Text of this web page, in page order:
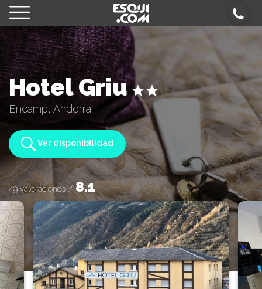
Hotel Griu
Encamp, Andorra
Ver disponibilidad
49 valoraciones /8.1